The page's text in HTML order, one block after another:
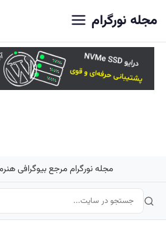
مجله نورگرام
مجله نورگرام مرجع بیوگرافی